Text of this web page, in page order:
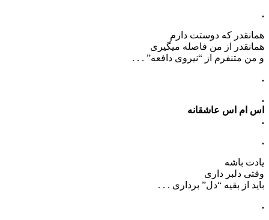
.
همانقدر که دوستت دارم
همانقدر از من فاصله میگیری
و من متنفرم از “نیروی دافعه” . . .
.
.
اس ام اس عاشقانه
.
.
یادت باشه
وقتی دلبر داری
باید از بقیه “دل” برداری . . .
.